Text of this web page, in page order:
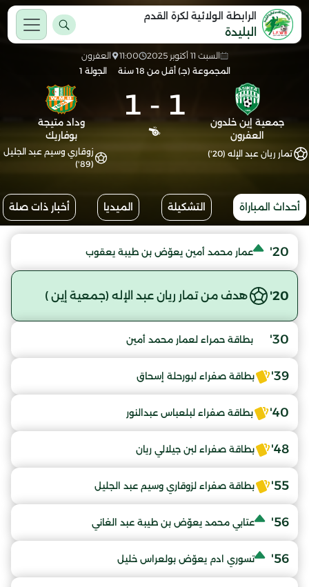
الرابطة الولائية لكرة القدم
البليدة
السبت 11 أكتوبر 2025 11:00
العفرون
المجموعة (جـ) أقل من 18 سنة
الجولة 1
جمعية إين خلدون
العفرون
1
-
1
وداد متيجة
بوفاريك
تمار ريان عبد الإله (20')
زوقاري وسيم عبد الجليل
(89')
أحداث المباراة التشكيلة الميديا أخبار ذات صلة
20' عمار محمد أمين يعوّض بن طيبة يعقوب
20' هدف من تمار ريان عبد الإله (جمعية إين )
30' بطاقة حمراء لعمار محمد أمين
39' بطاقة صفراء لبورحلة إسحاق
40' بطاقة صفراء لبلعباس عبدالنور
48' بطاقة صفراء لبن جيلالي ريان
55' بطاقة صفراء لزوقاري وسيم عبد الجليل
56' عتابي محمد يعوّض بن طيبة عبد الغاني
56' تسوري ادم يعوّض بولعراس خليل